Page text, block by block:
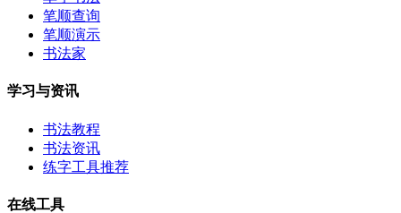
笔顺查询
笔顺演示
书法家
学习与资讯
书法教程
书法资讯
练字工具推荐
在线工具